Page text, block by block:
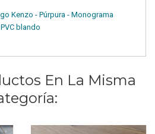
Kenzo - Púrpura - Monograma
blando
En La Misma